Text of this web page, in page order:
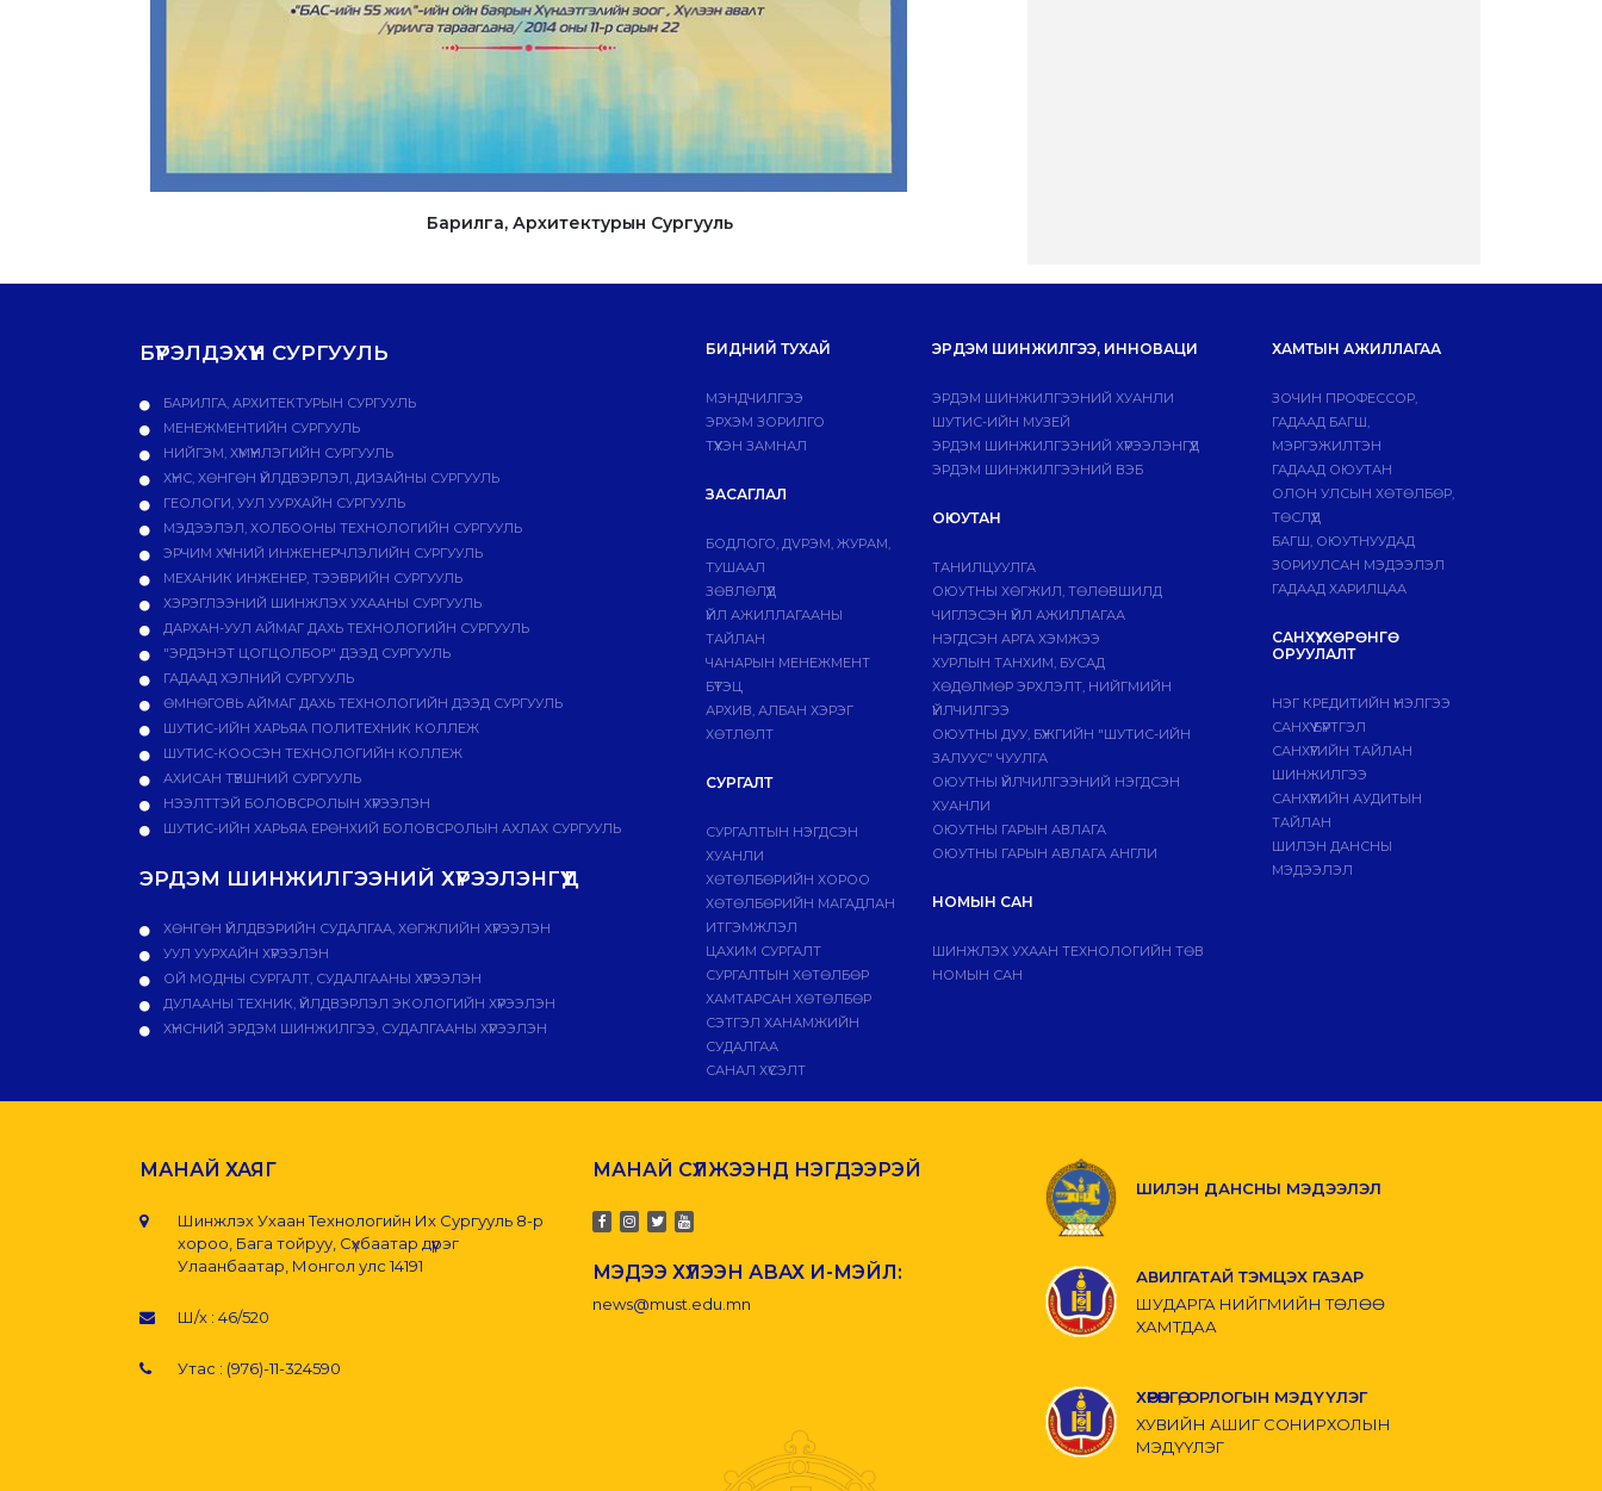
Барилга, Архитектурын Сургууль
БҮРЭЛДЭХҮҮН СУРГУУЛЬ
БАРИЛГА, АРХИТЕКТУРЫН СУРГУУЛЬ
МЕНЕЖМЕНТИЙН СУРГУУЛЬ
НИЙГЭМ, ХҮМҮҮНЛЭГИЙН СУРГУУЛЬ
ХҮНС, ХӨНГӨН ҮЙЛДВЭРЛЭЛ, ДИЗАЙНЫ СУРГУУЛЬ
ГЕОЛОГИ, УУЛ УУРХАЙН СУРГУУЛЬ
МЭДЭЭЛЭЛ, ХОЛБООНЫ ТЕХНОЛОГИЙН СУРГУУЛЬ
ЭРЧИМ ХҮЧНИЙ ИНЖЕНЕРЧЛЭЛИЙН СУРГУУЛЬ
МЕХАНИК ИНЖЕНЕР, ТЭЭВРИЙН СУРГУУЛЬ
ХЭРЭГЛЭЭНИЙ ШИНЖЛЭХ УХААНЫ СУРГУУЛЬ
ДАРХАН-УУЛ АЙМАГ ДАХЬ ТЕХНОЛОГИЙН СУРГУУЛЬ
"ЭРДЭНЭТ ЦОГЦОЛБОР" ДЭЭД СУРГУУЛЬ
ГАДААД ХЭЛНИЙ СУРГУУЛЬ
ӨМНӨГОВЬ АЙМАГ ДАХЬ ТЕХНОЛОГИЙН ДЭЭД СУРГУУЛЬ
ШУТИС-ИЙН ХАРЬЯА ПОЛИТЕХНИК КОЛЛЕЖ
ШУТИС-КООСЭН ТЕХНОЛОГИЙН КОЛЛЕЖ
АХИСАН ТҮВШНИЙ СУРГУУЛЬ
НЭЭЛТТЭЙ БОЛОВСРОЛЫН ХҮРЭЭЛЭН
ШУТИС-ИЙН ХАРЬЯА ЕРӨНХИЙ БОЛОВСРОЛЫН АХЛАХ СУРГУУЛЬ
ЭРДЭМ ШИНЖИЛГЭЭНИЙ ХҮРЭЭЛЭНГҮҮД
ХӨНГӨН ҮЙЛДВЭРИЙН СУДАЛГАА, ХӨГЖЛИЙН ХҮРЭЭЛЭН
УУЛ УУРХАЙН ХҮРЭЭЛЭН
ОЙ МОДНЫ СУРГАЛТ, СУДАЛГААНЫ ХҮРЭЭЛЭН
ДУЛААНЫ ТЕХНИК, ҮЙЛДВЭРЛЭЛ ЭКОЛОГИЙН ХҮРЭЭЛЭН
ХҮНСНИЙ ЭРДЭМ ШИНЖИЛГЭЭ, СУДАЛГААНЫ ХҮРЭЭЛЭН
БИДНИЙ ТУХАЙ
МЭНДЧИЛГЭЭ
ЭРХЭМ ЗОРИЛГО
ТҮҮХЭН ЗАМНАЛ
ЗАСАГЛАЛ
БОДЛОГО, ДVРЭМ, ЖУРАМ,
ТУШААЛ
ЗӨВЛӨЛҮҮД
ҮЙЛ АЖИЛЛАГААНЫ
ТАЙЛАН
ЧАНАРЫН МЕНЕЖМЕНТ
БҮТЭЦ
АРХИВ, АЛБАН ХЭРЭГ
ХӨТЛӨЛТ
СУРГАЛТ
СУРГАЛТЫН НЭГДСЭН
ХУАНЛИ
ХӨТӨЛБӨРИЙН ХОРОО
ХӨТӨЛБӨРИЙН МАГАДЛАН
ИТГЭМЖЛЭЛ
ЦАХИМ СУРГАЛТ
СУРГАЛТЫН ХӨТӨЛБӨР
ХАМТАРСАН ХӨТӨЛБӨР
СЭТГЭЛ ХАНАМЖИЙН
СУДАЛГАА
САНАЛ ХҮСЭЛТ
ЭРДЭМ ШИНЖИЛГЭЭ, ИННОВАЦИ
ЭРДЭМ ШИНЖИЛГЭЭНИЙ ХУАНЛИ
ШУТИС-ИЙН МУЗЕЙ
ЭРДЭМ ШИНЖИЛГЭЭНИЙ ХҮРЭЭЛЭНГҮҮД
ЭРДЭМ ШИНЖИЛГЭЭНИЙ ВЭБ
ОЮУТАН
ТАНИЛЦУУЛГА
ОЮУТНЫ ХӨГЖИЛ, ТӨЛӨВШИЛД
ЧИГЛЭСЭН ҮЙЛ АЖИЛЛАГАА
НЭГДСЭН АРГА ХЭМЖЭЭ
ХУРЛЫН ТАНХИМ, БУСАД
ХӨДӨЛМӨР ЭРХЛЭЛТ, НИЙГМИЙН
ҮЙЛЧИЛГЭЭ
ОЮУТНЫ ДУУ, БҮЖГИЙН "ШУТИС-ИЙН
ЗАЛУУС" ЧУУЛГА
ОЮУТНЫ ҮЙЛЧИЛГЭЭНИЙ НЭГДСЭН
ХУАНЛИ
ОЮУТНЫ ГАРЫН АВЛАГА
ОЮУТНЫ ГАРЫН АВЛАГА АНГЛИ
НОМЫН САН
ШИНЖЛЭХ УХААН ТЕХНОЛОГИЙН ТӨВ
НОМЫН САН
ХАМТЫН АЖИЛЛАГАА
ЗОЧИН ПРОФЕССОР,
ГАДААД БАГШ,
МЭРГЭЖИЛТЭН
ГАДААД ОЮУТАН
ОЛОН УЛСЫН ХӨТӨЛБӨР,
ТӨСЛҮҮД
БАГШ, ОЮУТНУУДАД
ЗОРИУЛСАН МЭДЭЭЛЭЛ
ГАДААД ХАРИЛЦАА
САНХҮҮ, ХӨРӨНГӨ
ОРУУЛАЛТ
НЭГ КРЕДИТИЙН ҮНЭЛГЭЭ
САНХҮҮ БҮРТГЭЛ
САНХҮҮГИЙН ТАЙЛАН
ШИНЖИЛГЭЭ
САНХҮҮГИЙН АУДИТЫН
ТАЙЛАН
ШИЛЭН ДАНСНЫ
МЭДЭЭЛЭЛ
МАНАЙ ХАЯГ
Шинжлэх Ухаан Технологийн Их Сургууль 8-р
хороо, Бага тойруу, Сүхбаатар дүүрэг
Улаанбаатар, Монгол улс 14191
Ш/х : 46/520
Утас : (976)-11-324590
МАНАЙ СҮЛЖЭЭНД НЭГДЭЭРЭЙ
МЭДЭЭ ХҮЛЭЭН АВАХ И-МЭЙЛ:
news@must.edu.mn
ШИЛЭН ДАНСНЫ МЭДЭЭЛЭЛ
АВИЛГАТАЙ ТЭМЦЭХ ГАЗАР
ШУДАРГА НИЙГМИЙН ТӨЛӨӨ
ХАМТДАА
ХӨРӨНГӨ, ОРЛОГЫН МЭДҮҮЛЭГ
ХУВИЙН АШИГ СОНИРХОЛЫН
МЭДҮҮЛЭГ